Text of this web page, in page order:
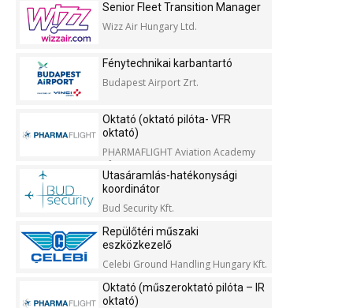
Senior Fleet Transition Manager
Wizz Air Hungary Ltd.
Fénytechnikai karbantartó
Budapest Airport Zrt.
Oktató (oktató pilóta- VFR
oktató)
PHARMAFLIGHT Aviation Academy
Kft.
Utasáramlás-hatékonysági
koordinátor
Bud Security Kft.
Repülőtéri műszaki
eszközkezelő
Celebi Ground Handling Hungary Kft.
Oktató (műszeroktató pilóta – IR
oktató)